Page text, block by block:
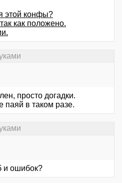
этой конфы?
как положено.
просто догадки.
паяй в таком разе.
и ошибок?